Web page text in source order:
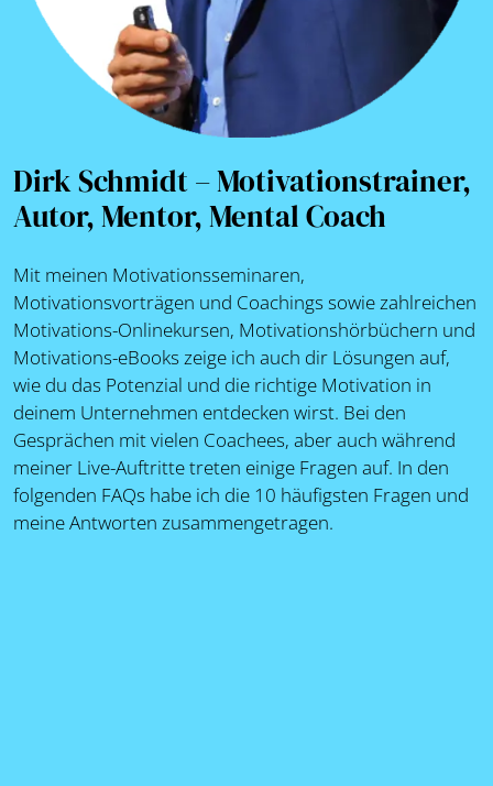
Dirk Schmidt – Motivationstrainer,
Autor, Mentor, Mental Coach
Mit meinen Motivationsseminaren,
Motivationsvorträgen und Coachings sowie zahlreichen
Motivations-Onlinekursen, Motivationshörbüchern und
Motivations-eBooks zeige ich auch dir Lösungen auf,
wie du das Potenzial und die richtige Motivation in
deinem Unternehmen entdecken wirst. Bei den
Gesprächen mit vielen Coachees, aber auch während
meiner Live-Auftritte treten einige Fragen auf. In den
folgenden FAQs habe ich die 10 häufigsten Fragen und
meine Antworten zusammengetragen.